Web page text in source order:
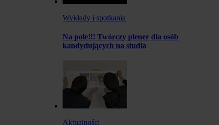
Wykłady i spotkania
Na pole!!! Twórczy plener dla osób
kandydujących na studia
Aktualności